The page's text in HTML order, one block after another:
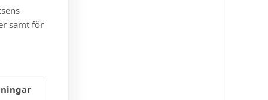
samt för